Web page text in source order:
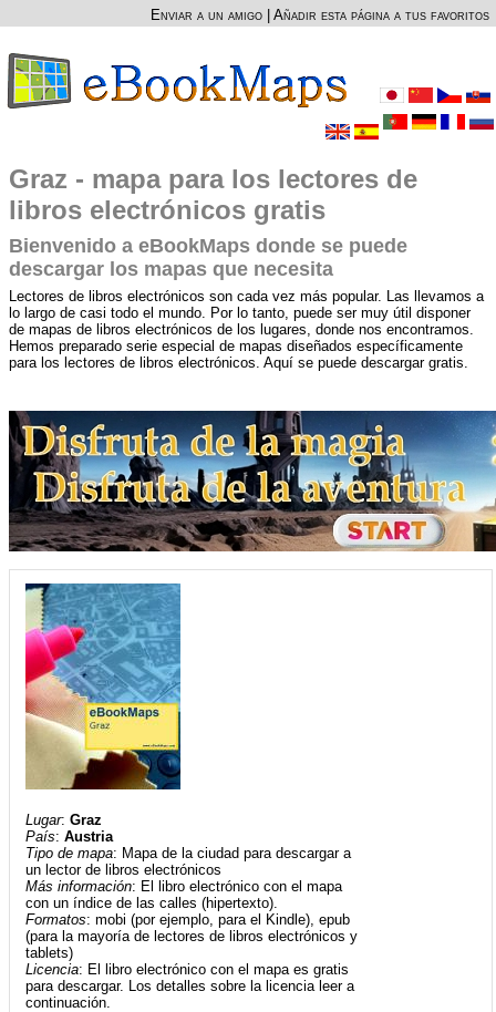
Enviar a un amigo Añadir esta página a tus favoritos
Graz - mapa para los lectores de
libros electrónicos gratis
Bienvenido a eBookMaps donde se puede
descargar los mapas que necesita
Lectores de libros electrónicos son cada vez más popular. Las llevamos a
lo largo de casi todo el mundo. Por lo tanto, puede ser muy útil disponer
de mapas de libros electrónicos de los lugares, donde nos encontramos.
Hemos preparado serie especial de mapas diseñados específicamente
para los lectores de libros electrónicos. Aquí se puede descargar gratis.
Lugar:Graz
País:Austria
Tipo de mapa: Mapa de la ciudad para descargar a
un lector de libros electrónicos
Más información: El libro electrónico con el mapa
con un índice de las calles (hipertexto).
Formatos: mobi (por ejemplo, para el Kindle), epub
(para la mayoría de lectores de libros electrónicos y
tablets)
Licencia: El libro electrónico con el mapa es gratis
para descargar. Los detalles sobre la licencia leer a
continuación.